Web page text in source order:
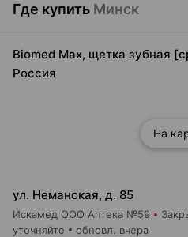
Где купить Минск
Biomed Max, щетка зубная
Россия
На
ул. Неманская, д. 85
Искамед ООО Аптека №59
уточняйте обновл. вчера